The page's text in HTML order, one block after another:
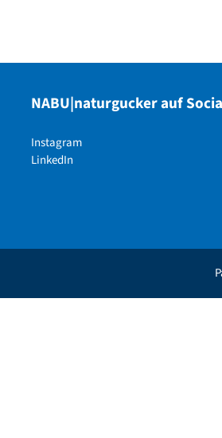
NABU|naturgucker auf
Instagram
LinkedIn